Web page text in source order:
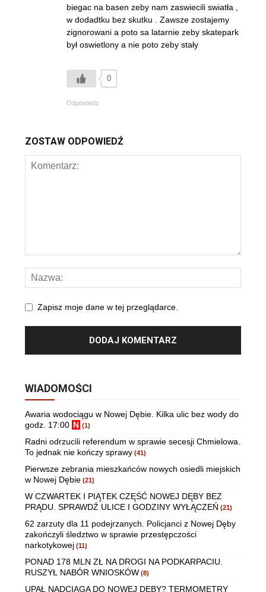
biegac na basen zeby nam zaswiecili swiatła ,
w dodadtku bez skutku . Zawsze zostajemy
zignorowani a poto sa latarnie zeby skatepark
był oswietlony a nie poto zeby stały
0
Odpowiedz
ZOSTAW ODPOWIEDŹ
Zapisz moje dane w tej przeglądarce.
WIADOMOŚCI
Awaria wodociągu w Nowej Dębie. Kilka ulic bez wody do
godz. 17:00 N (1)
Radni odrzucili referendum w sprawie secesji Chmielowa.
To jednak nie kończy sprawy (41)
Pierwsze zebrania mieszkańców nowych osiedli miejskich
w Nowej Dębie (21)
W CZWARTEK I PIĄTEK CZĘŚĆ NOWEJ DĘBY BEZ
PRĄDU. SPRAWDŹ ULICE I GODZINY WYŁĄCZEŃ (21)
62 zarzuty dla 11 podejrzanych. Policjanci z Nowej Dęby
zakończyli śledztwo w sprawie przestępczości
narkotykowej (11)
PONAD 178 MLN ZŁ NA DROGI NA PODKARPACIU.
RUSZYŁ NABÓR WNIOSKÓW (8)
UPAŁ NADCIĄGA DO NOWEJ DĘBY? TERMOMETRY